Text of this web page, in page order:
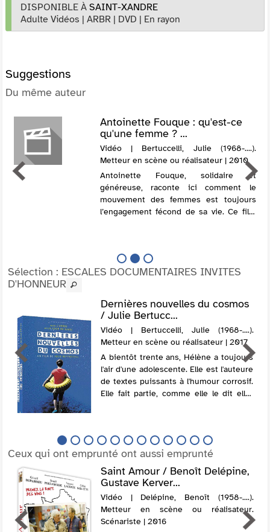
DISPONIBLE À SAINT-XANDRE
Adulte Vidéos | ARBR | DVD | En rayon
Suggestions
Du même auteur
Antoinette Fouque : qu'est-ce
qu'une femme ? ...
Vidéo | Bertuccelli, Julie (1968-....).
Metteur en scène ou réalisateur | 2010
Antoinette Fouque, solidaire et
généreuse, raconte ici comment le
mouvement des femmes est toujours
l’engagement fécond de sa vie. Ce film
Sélection : ESCALES DOCUMENTAIRES INVITES
D'HONNEUR
Dernières nouvelles du cosmos
/ Julie Bertucc...
Vidéo | Bertuccelli, Julie (1968-....).
Metteur en scène ou réalisateur | 2017
A bientôt trente ans, Hélène a toujours
l'air d'une adolescente. Elle est l'auteure
de textes puissants à l'humour corrosif.
Elle fait partie, comme elle le dit elle-
Ceux qui ont emprunté ont aussi emprunté
Saint Amour / Benoît Delépine,
Gustave Kerver...
Vidéo | Delépine, Benoît (1958-....).
Metteur en scène ou réalisateur.
Scénariste | 2016